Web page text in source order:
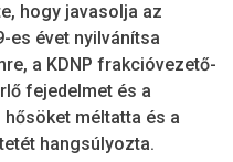
hogy javasolja az
es évet nyilvánítsa
a KDNP frakcióvezető-
fejedelmet és a
méltatta és a
hangsúlyozta.